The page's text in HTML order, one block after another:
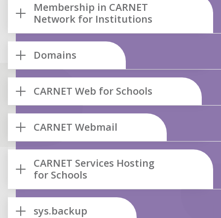
Membership in CARNET
Network for Institutions
Domains
CARNET Web for Schools
CARNET Webmail
CARNET Services Hosting
for Schools
sys.backup